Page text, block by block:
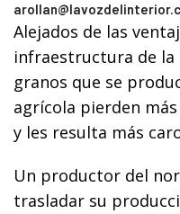
Alejados de las
infraestructura de la
granos que se
agrícola pierden
y les resulta más
Un productor del
trasladar su